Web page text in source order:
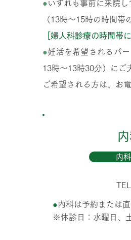
●いずれも事前に来院
（13時～15時の時間帯
［婦人科診療の時間帯
●妊活を希望されるパ
13時～13時30分）にご
ご希望される方は、お
内
●内科は予約または直
※休診日：水曜日、